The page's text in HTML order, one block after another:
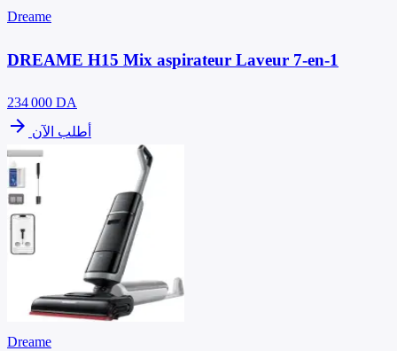
Dreame
DREAME H15 Mix aspirateur Laveur 7-en-1
234 000 DA
arrow_forward أطلب الآن
Dreame